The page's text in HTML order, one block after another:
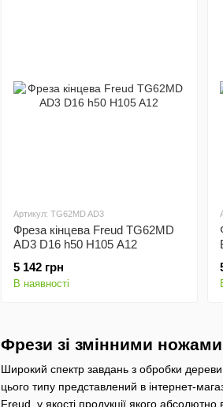
Фрези зі змінними
Широкий спектр завдань з обробки
цього типу представлений в інтернет-
Freud, у якості продукції якого
Артикул: TG62MD AD3
Фреза кінцева Freud TG62MD
AD3 D16 h50 H105 A12
5 142 грн
В наявності